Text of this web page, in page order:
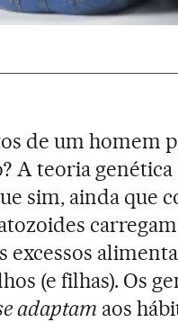
de um homem
A teoria genética
sim, ainda que
excessos
(e filhas). Os
adaptam aos